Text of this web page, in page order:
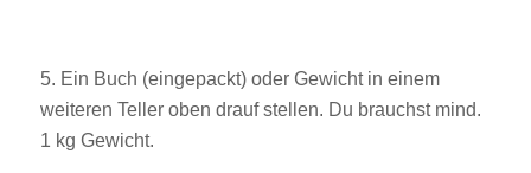
5. Ein Buch (eingepackt) oder Gewicht in einem
weiteren Teller oben drauf stellen. Du brauchst mind.
1 kg Gewicht.